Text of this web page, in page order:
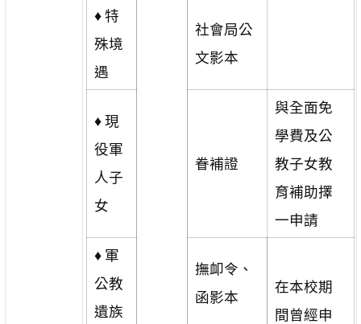
♦特
殊境
遇
社會局公
文影本
♦現
役軍
人子
女
眷補證
與全面免
學費及公
教子女教
育補助擇
一申請
♦軍
公教
遺族
撫卹令、
函影本
在本校期
間曾經申